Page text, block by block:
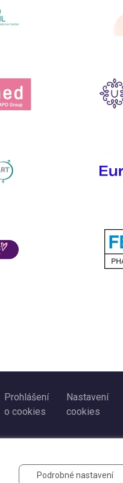
Prohlášení
o cookies
Nastavení
cookies
Podrobné nastavení